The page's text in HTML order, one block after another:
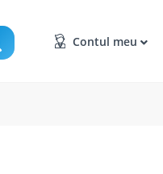
Contul meu